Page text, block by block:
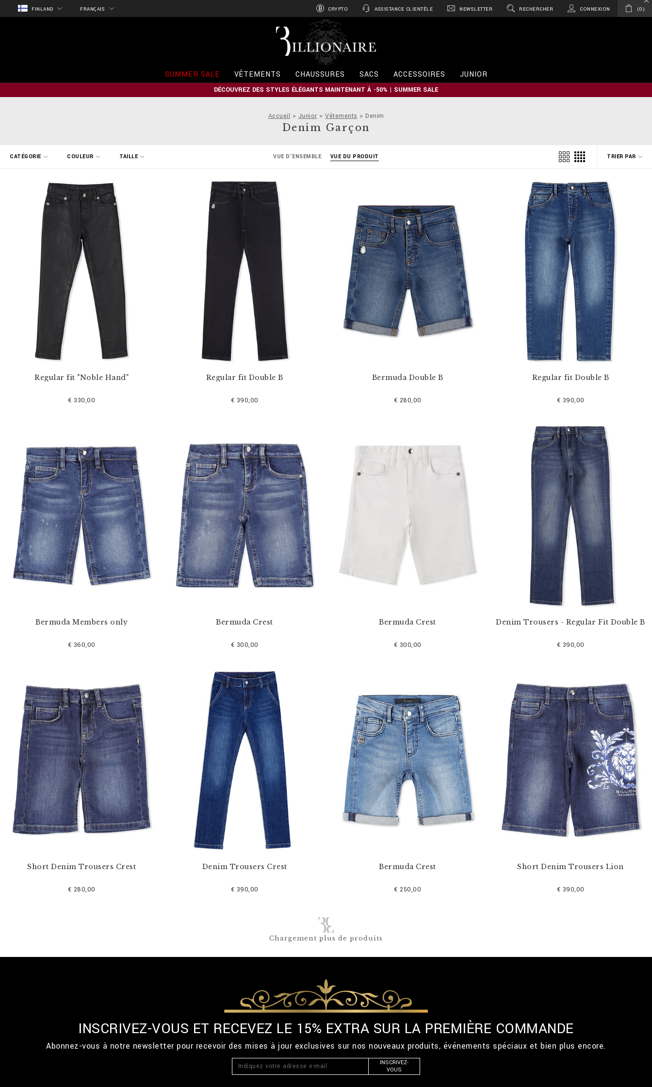
FINLAND FRANÇAIS CRYPTO ASSISTANCE CLIENTÈLE NEWSLETTER RECHERCHER CONNEXION 0
l
o
n
a
e
SUMMER SALE VÊTEMENTS CHAUSSURES SACS ACCESSOIRES JUNIOR
DÉCOUVREZ DES STYLES ÉLÉGANTS MAINTENANT À -50% | SUMMER SALE
Accueil Junior Vêtements Denim
Denim Garçon
TRIER PAR
CATÉGORIE COULEUR TAILLE VUE D'ENSEMBLE VUE DU PRODUIT
Regular fit "Noble Hand"
€ 330,00
Regular fit Double B
€ 390,00
Bermuda Double B
€ 280,00
Regular fit Double B
€ 390,00
Bermuda Members only
€ 360,00
Bermuda Crest
€ 300,00
Bermuda Crest
€ 300,00
Denim Trousers - Regular Fit Double B
€ 390,00
Short Denim Trousers Crest
€ 280,00
Denim Trousers Crest
€ 390,00
Bermuda Crest
€ 250,00
Short Denim Trousers Lion
€ 390,00
Chargement plus de produits
INSCRIVEZ-VOUS ET RECEVEZ LE 15% EXTRA SUR LA PREMIÈRE COMMANDE
Abonnez-vous à notre newsletter pour recevoir des mises à jour exclusives sur nos nouveaux produits, événements spéciaux et bien plus encore.
INSCRIVEZ-
VOUS